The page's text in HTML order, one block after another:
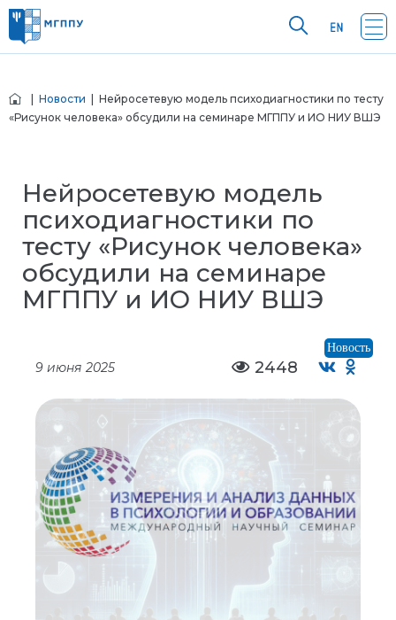
Новости | Нейросетевую модель психодиагностики по тесту
«Рисунок человека» обсудили на семинаре МГППУ и ИО НИУ ВШЭ
Нейросетевую модель
психодиагностики по
тесту «Рисунок человека»
обсудили на семинаре
МГППУ и ИО НИУ ВШЭ
Новость
9 июня 2025 2448